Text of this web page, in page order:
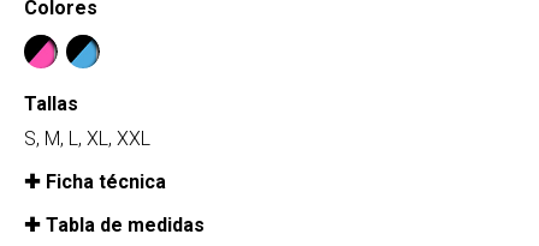
Colores
Tallas
S, M, L, XL, XXL
Ficha técnica
Tabla de medidas